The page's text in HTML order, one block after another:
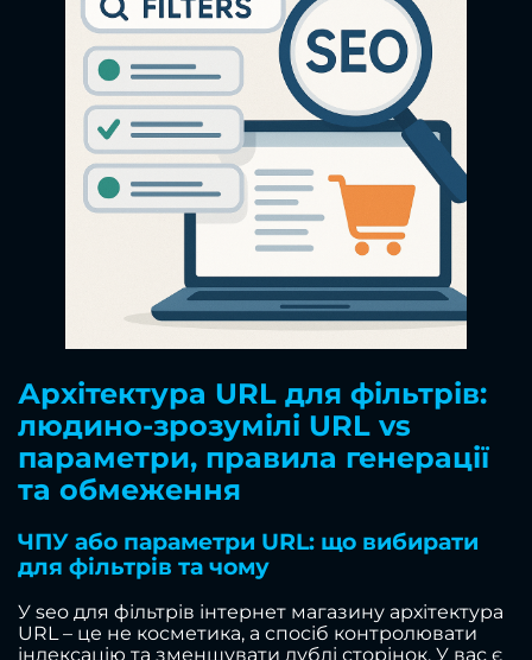
Архітектура URL для фільтрів:
людино-зрозумілі URL vs
параметри, правила генерації
та обмеження
ЧПУ або параметри URL: що вибирати
для фільтрів та чому
У seo для фільтрів інтернет магазину архітектура
URL – це не косметика, а спосіб контролювати
індексацію та зменшувати дублі сторінок. У вас є